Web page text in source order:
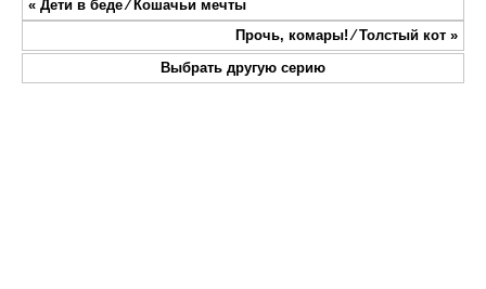
« Дети в беде ⁄ Кошачьи мечты
Прочь, комары! ⁄ Толстый кот »
Выбрать другую серию